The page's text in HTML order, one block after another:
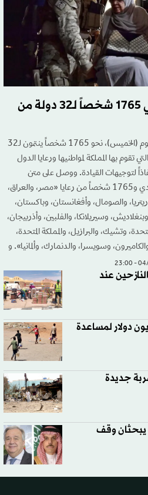
«أمانة» السعودية تجلي 1765 شخصاً لـ32 دولة من
نقلت سفينة «أمانة» السعودية، اليوم (الخميس)، نحو 1765 شخصاً ينتمون لـ32
تقوم بها المملكة لمواطنيها ورعايا الدول
لتوجيهات القيادة. ووصل على متن
السفينة، مساء اليوم، مواطن سعودي و1765 شخصاً من رعايا «مصر، والعراق،
والصومال، وأفغانستان، وباكستان،
وسيريلانكا، والفلبين، وأذربيجان،
وتشيك، والبرازيل، والمملكة المتحدة،
وسويسرا، والدنمارك، وألمانيا». و
عند
تطلب 445 مليون دولار لمساعدة
جديدة
وقف